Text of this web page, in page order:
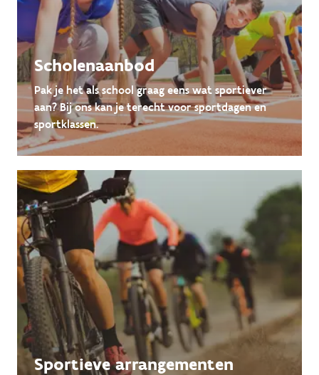
Scholenaanbod
Pak je het als school graag eens wat sportiever
aan? Bij ons kan je terecht voor sportdagen en
sportklassen.
Sportieve arrangementen